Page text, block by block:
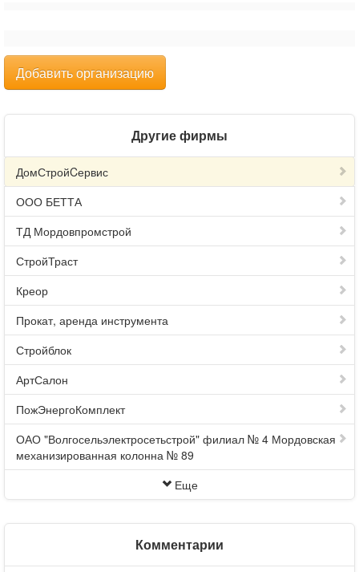
Добавить организацию
Другие фирмы
ДомСтройCервис
ООО БЕТТА
ТД Мордовпромстрой
СтройТраст
Креор
Прокат, аренда инструмента
Стройблок
АртСалон
ПожЭнергоКомплект
ОАО "Волгосельэлектросетьстрой" филиал № 4 Мордовская
механизированная колонна № 89
Еще
Комментарии